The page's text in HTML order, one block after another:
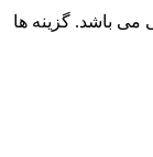
می باشد. گزینه ها